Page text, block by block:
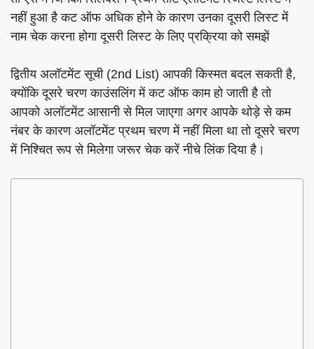
नहीं हुआ है कट ऑफ अधिक होने के कारण उनका दूसरी लिस्ट में
नाम चेक करना होगा दूसरी लिस्ट के लिए प्रक्रिया को समझें
द्वितीय अलॉटमेंट सूची (2nd List) आपकी किस्मत बदल सकती है,
क्योंकि दूसरे चरण काउंसलिंग में कट ऑफ काम हो जाती है तो
आपको अलॉटमेंट आसानी से मिल जाएगा अगर आपके थोड़े से कम
नंबर के कारण अलॉटमेंट प्रथम चरण में नहीं मिला था तो दूसरे चरण
में निश्चित रूप से मिलेगा जरूर चेक करें नीचे लिंक दिया है।